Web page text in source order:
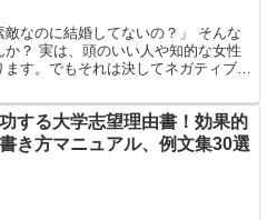
敵なのに結婚してないの？」 そんな
？ 実は、頭のいい人や知的な女性
す。でもそれは決してネガティブな
らわかりやすくお伝えしていきます
ながら、同じように「結婚って本当
のヒントになれば嬉しいです。
する大学志望理由書！効果的
き方マニュアル、例文集30選